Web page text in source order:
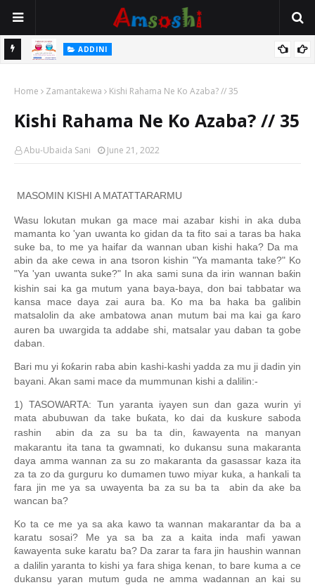
ADDINI
Home Zamantakewa Kishi Rahama Ne Ko Azaba? // 35
Kishi Rahama Ne Ko Azaba? // 35
Abu-Ubaida Sani June 21, 2022
MASOMIN KISHI A MATATTARARMU
Wasu lokutan mukan ga mace mai azabar kishi in aka duba
mamanta ko 'yan uwanta ko gidan da ta fito sai a taras ba haka
suke ba, to me ya haifar da wannan uban kishi haka? Da ma
abin da ake cewa in ana tsoron kishin "Ya mamanta take?" Ko
"Ya 'yan uwanta suke?" In aka sami suna da irin wannan baƙin
kishin sai ka ga mutum yana baya-baya, don bai tabbatar wa
kansa mace daya zai aura ba. Ko ma ba haka ba galibin
matsalolin da ake ambatowa anan mutum bai ma kai ga ƙaro
auren ba uwargida ta addabe shi, matsalar yau daban ta gobe
daban.
Bari mu yi ƙoƙarin raba abin kashi-kashi yadda za mu ji dadin yin
bayani. Akan sami mace da mummunan kishi a dalilin:-
1) TASOWARTA: Tun yaranta iyayen sun dan gaza wurin yi
mata abubuwan da take buƙata, ko dai da kuskure saboda
rashin abin da za su ba ta din,
ƙawayenta na manyan
makarantu ita tana ta gwamnati, ko dukansu suna makaranta
daya amma wannan za su zo makaranta da gasassar kaza ita
za ta zo da gurguru ko dumamen tuwo miyar kuka, a hankali ta
fara jin me ya sa uwayenta ba za su ba ta abin da ake ba
wancan ba?
Ko ta ce me ya sa aka kawo ta wannan makarantar da ba a
karatu sosai? Me ya sa ba za a kaita inda mafi yawan
ƙawayenta suke karatu ba? Da zarar ta fara jin haushin wannan
a dalilin yaranta to kishi ya fara shiga kenan, to bare kuma a ce
dukansu yaran mutum guda ne amma wadannan an kai su